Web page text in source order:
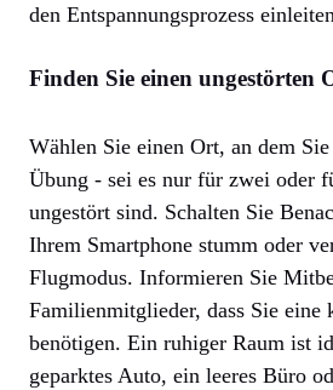
den Entspannungsprozess
Finden Sie einen ungestörten
Wählen Sie einen Ort, an dem
Übung - sei es nur für zwei oder
ungestört sind. Schalten Sie
Ihrem Smartphone stumm oder
Flugmodus. Informieren Sie
Familienmitglieder, dass Sie eine
benötigen. Ein ruhiger Raum ist
geparktes Auto, ein leeres Büro